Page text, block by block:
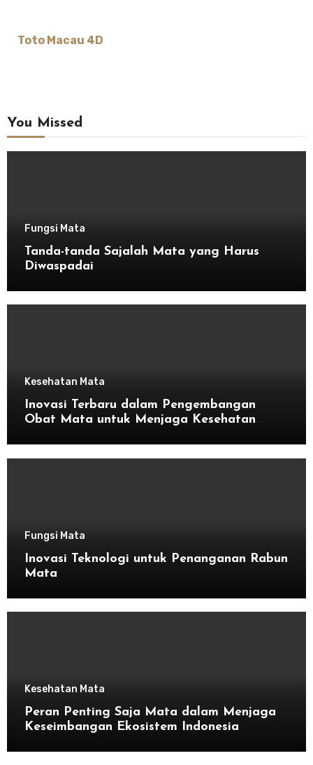
Toto Macau 4D
You Missed
Fungsi Mata
Tanda-tanda Sajalah Mata yang Harus
Diwaspadai
Kesehatan Mata
Inovasi Terbaru dalam Pengembangan
Obat Mata untuk Menjaga Kesehatan
Fungsi Mata
Inovasi Teknologi untuk Penanganan Rabun
Mata
Kesehatan Mata
Peran Penting Saja Mata dalam Menjaga
Keseimbangan Ekosistem Indonesia